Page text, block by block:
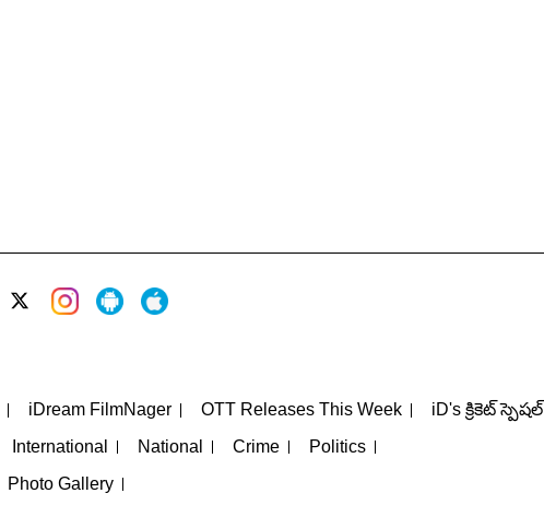
iDream FilmNager OTT Releases This Week iD's క్రికెట్ స్పెషల్
International National Crime Politics
Photo Gallery